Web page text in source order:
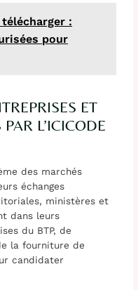
:
pour
ET
L’ICICODE
des marchés
échanges
ministères et
dans leurs
du BTP, de
la fourniture de
candidater